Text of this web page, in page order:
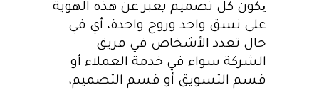
یكون كل تصميم يعبر عن هذه الهوية
على نسق واحد وروح واحدة، أي في
حال تعدد الأشخاص في فريق
الشركة سواء في خدمة العملاء أو
قسم التسويق أو قسم التصميم،